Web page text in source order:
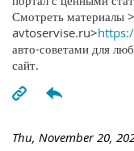
Смотреть материалы
avtoservise.ru>
авто-советами для
сайт.
Thu, November 20,